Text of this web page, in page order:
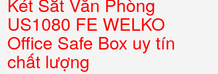
US1080 FE WELKO
Office Safe Box uy tín
chất lượng